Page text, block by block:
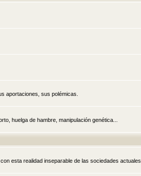
aportaciones, sus polémicas.
huelga de hambre, manipulación genética...
esta realidad inseparable de las sociedades actuales.